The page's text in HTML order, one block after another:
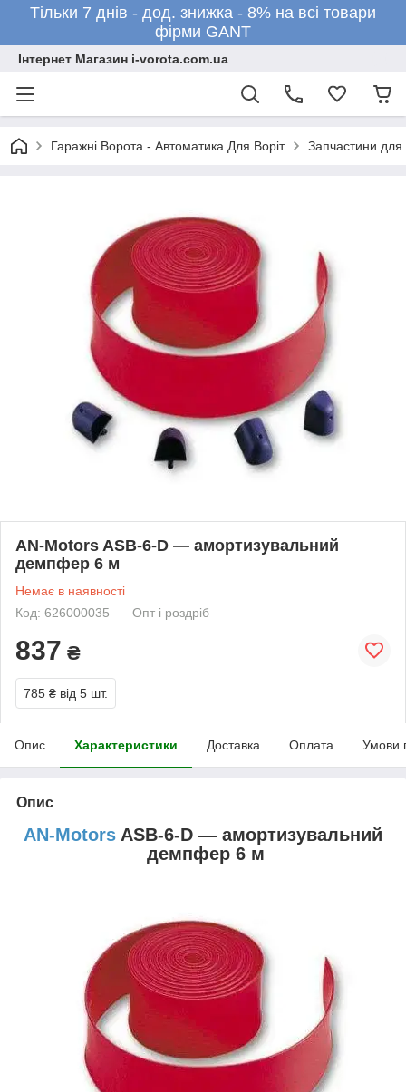
Тільки 7 днів - дод. знижка - 8% на всі товари
фірми GANT
Інтернет Магазин i-vorota.com.ua
Гаражні Ворота - Автоматика Для Воріт Запчастини для
AN-Motors ASB-6-D — амортизувальний
демпфер 6 м
Немає в наявності
Код: 626000035
Опт і роздріб
837 ₴
785 ₴ від 5 шт.
Опис Характеристики Доставка Оплата Умови
Опис
AN-Motors ASB-6-D — амортизувальний
демпфер 6 м